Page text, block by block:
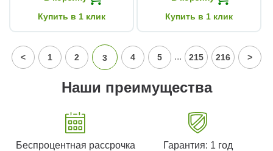
Купить в 1 клик
Купить в 1 клик
< 1 2 3 4 5 ... 215 216 >
Наши преимущества
Беспроцентная рассрочка
Гарантия: 1 год